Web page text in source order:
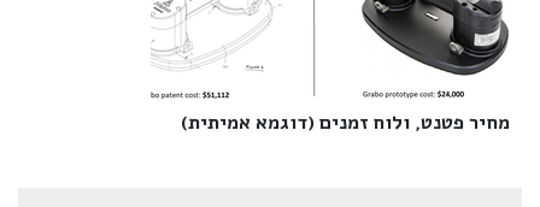
מחיר פטנט, ולוח זמנים (דוגמא אמיתית)‎